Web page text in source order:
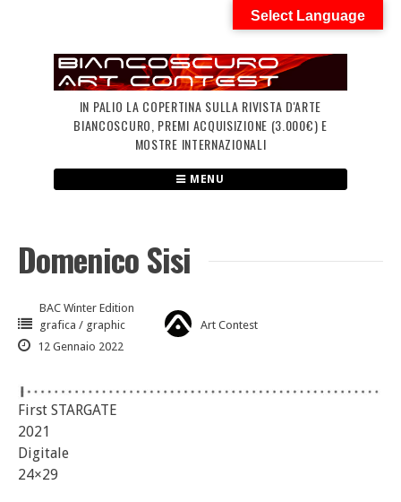
IN PALIO LA COPERTINA SULLA RIVISTA D'ARTE
BIANCOSCURO, PREMI ACQUISIZIONE (3.000€) E
MOSTRE INTERNAZIONALI
MENU
Domenico Sisi
BAC Winter Edition
grafica / graphic
Art Contest
12 Gennaio 2022
First STARGATE
2021
Digitale
24×29
Select Language